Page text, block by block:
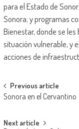
para el Estado de
Sonora; y programas
Bienestar, donde se
situación vulnerable, y
acciones de
Post
navigation
Previous article
Sonora en el Cervantino
Next article